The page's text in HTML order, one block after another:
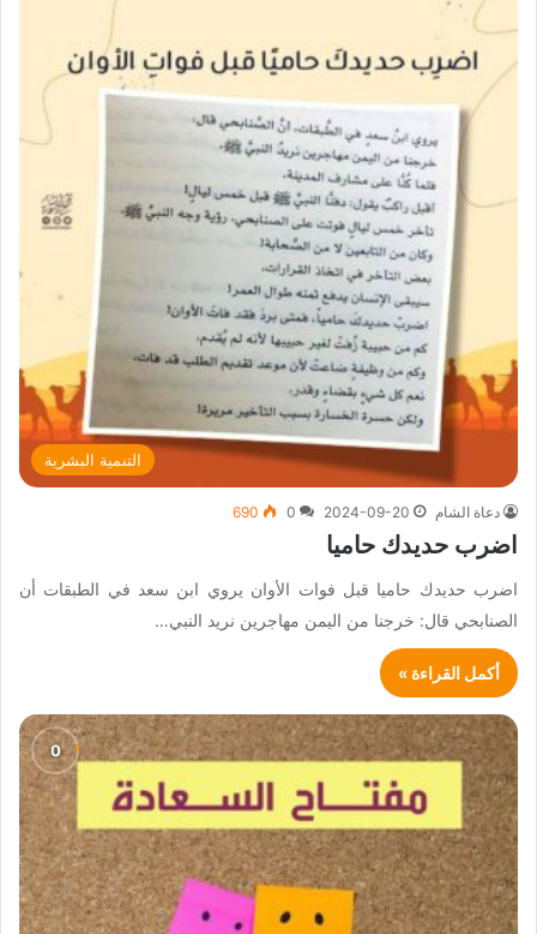
التنمية البشرية
دعاة الشام 2024-09-20
0
690
اضرب حديدك حاميا
اضرب حديدك حاميا قبل فوات الأوان يروي ابن سعد في الطبقات أن
الصنابحي قال: خرجنا من اليمن مهاجرين نريد النبي…
أكمل القراءة »